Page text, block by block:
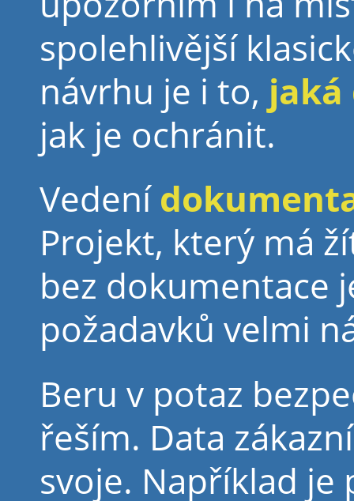
spolehlivější
návrhu je i to, jaká
jak je ochránit.
Vedení
Projekt, který má
bez dokumentace
požadavků velmi
Beru v potaz
řeším. Data
svoje. Například